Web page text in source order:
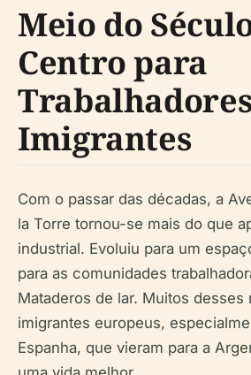
Meio do
Centro para
Imigrantes
Com o passar das décadas, a
la Torre tornou-se mais do que
industrial. Evoluiu para um
para as comunidades
Mataderos de lar. Muitos desses
imigrantes europeus,
Espanha, que vieram para a